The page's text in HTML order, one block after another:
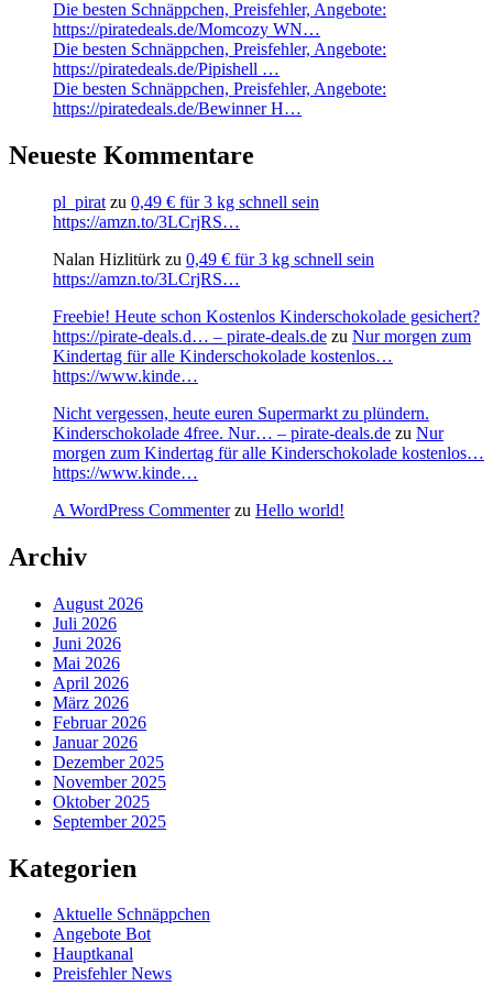
Die besten Schnäppchen, Preisfehler, Angebote:
https://piratedeals.de/Momcozy WN…
Die besten Schnäppchen, Preisfehler, Angebote:
https://piratedeals.de/Pipishell …
Die besten Schnäppchen, Preisfehler, Angebote:
https://piratedeals.de/Bewinner H…
Neueste Kommentare
pl_pirat zu 0,49 € für 3 kg schnell sein
https://amzn.to/3LCrjRS…
Nalan Hizlitürk zu 0,49 € für 3 kg schnell sein
https://amzn.to/3LCrjRS…
Freebie! Heute schon Kostenlos Kinderschokolade gesichert?
https://pirate-deals.d… – pirate-deals.de zu Nur morgen zum
Kindertag für alle Kinderschokolade kostenlos…
https://www.kinde…
Nicht vergessen, heute euren Supermarkt zu plündern.
Kinderschokolade 4free. Nur… – pirate-deals.de zu Nur
morgen zum Kindertag für alle Kinderschokolade kostenlos…
https://www.kinde…
A WordPress Commenterzu Hello world!
Archiv
August 2026
Juli 2026
Juni 2026
Mai 2026
April 2026
März 2026
Februar 2026
Januar 2026
Dezember 2025
November 2025
Oktober 2025
September 2025
Kategorien
Aktuelle Schnäppchen
Angebote Bot
Hauptkanal
Preisfehler News